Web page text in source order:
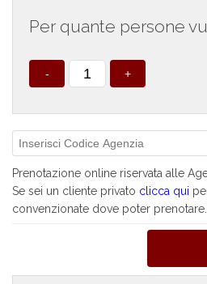
Per quante persone
- +
Prenotazione online riservata alle
Se sei un cliente privato clicca qui
convenzionate dove poter prenotare.